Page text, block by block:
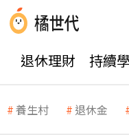
退休理財 持續
養生村 退休金